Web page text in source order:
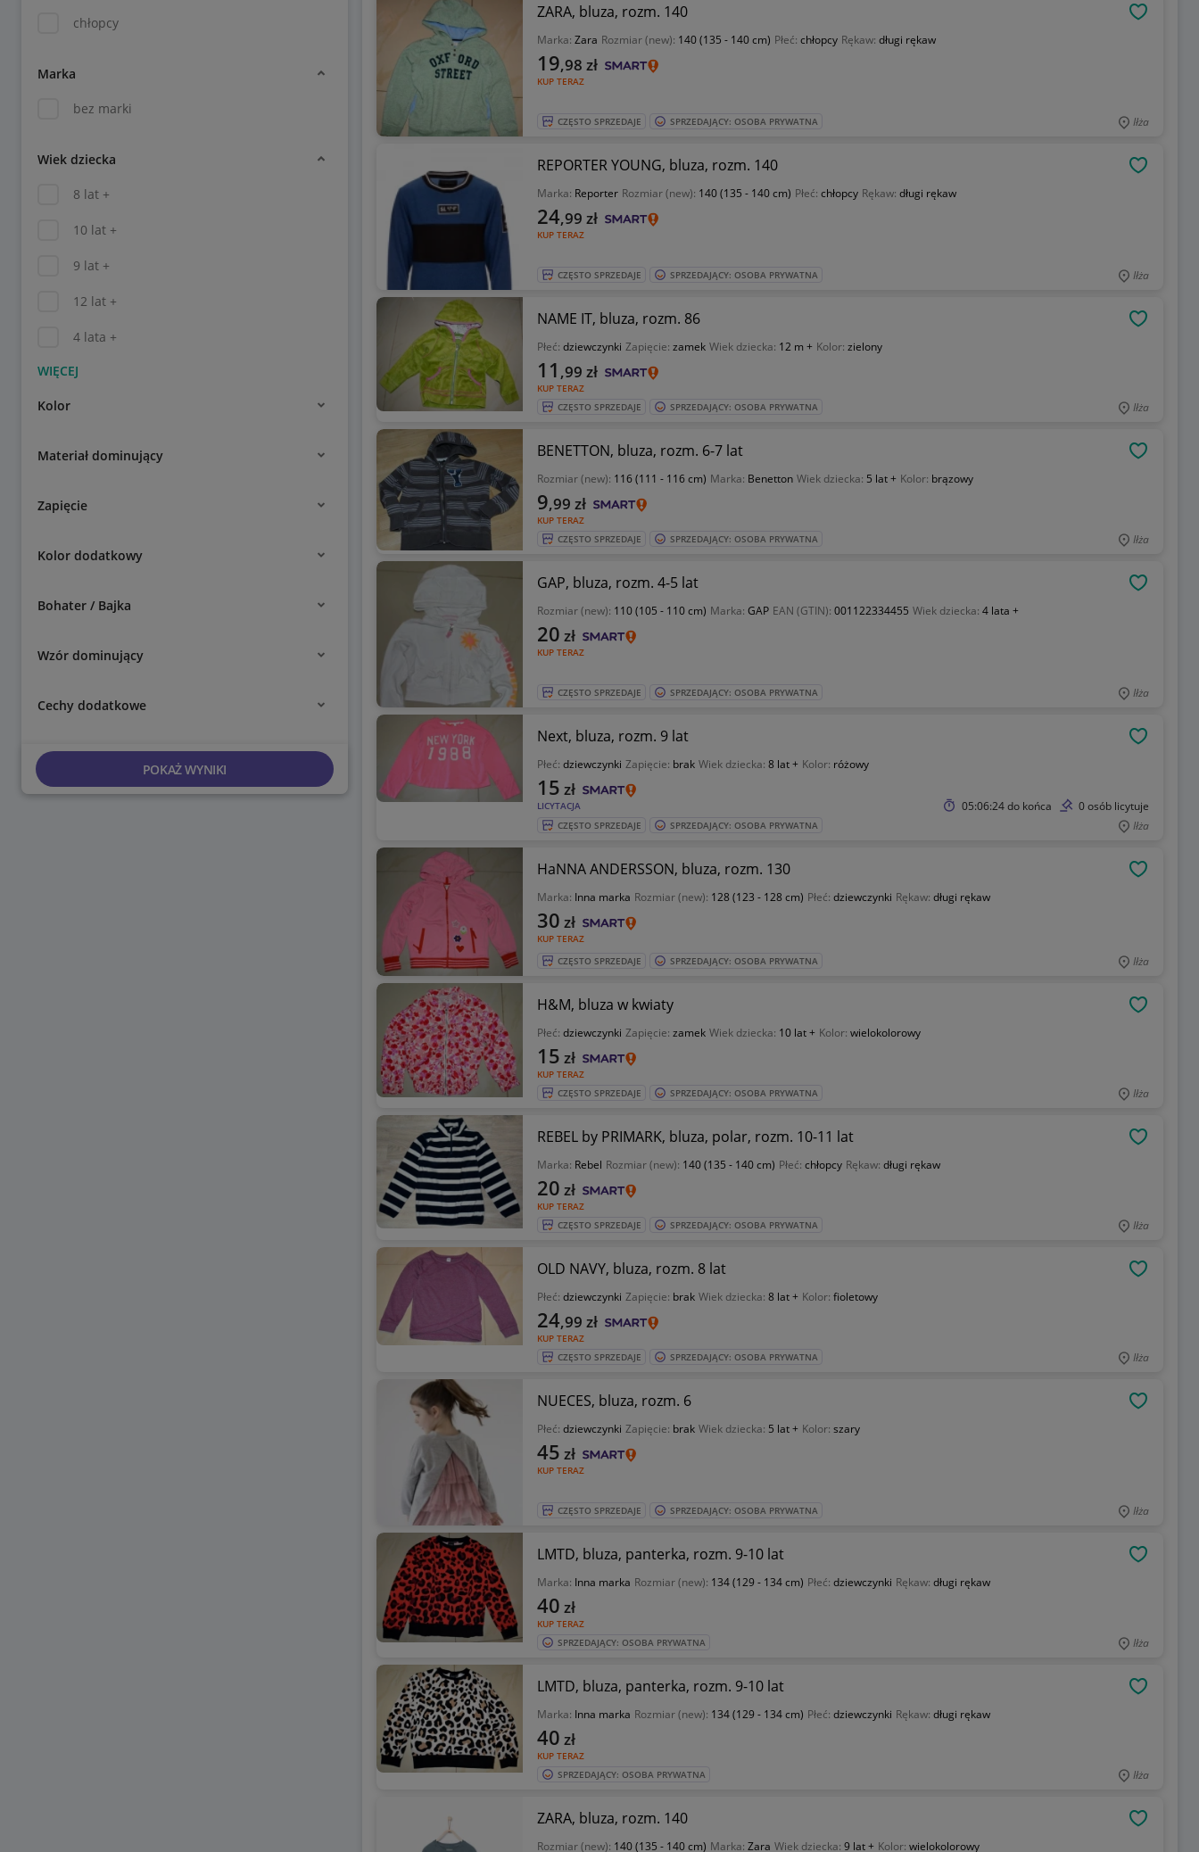
chłopcy
Marka
bez marki
Wiek dziecka
8 lat +
10 lat +
9 lat +
12 lat +
4 lata +
Kolor
Materiał dominujący
Zapięcie
Kolor dodatkowy
Bohater / Bajka
Wzór dominujący
Cechy dodatkowe
POKAŻ WYNIKI
ZARA, bluza, rozm. 140
Marka: Zara Rozmiar (new): 140 (135 - 140 cm) Płeć: chłopcy Rękaw: długi rękaw
KUP TERAZ
19,98 zł
CZĘSTO SPRZEDAJE SPRZEDAJĄCY: OSOBA PRYWATNA Iłża
REPORTER YOUNG, bluza, rozm. 140
Marka: Reporter Rozmiar (new): 140 (135 - 140 cm) Płeć: chłopcy Rękaw: długi rękaw
KUP TERAZ
24,99 zł
CZĘSTO SPRZEDAJE SPRZEDAJĄCY: OSOBA PRYWATNA Iłża
NAME IT, bluza, rozm. 86
Płeć: dziewczynki Zapięcie: zamek Wiek dziecka: 12 m + Kolor: zielony
KUP TERAZ
11 ,99 zł
CZĘSTO SPRZEDAJE SPRZEDAJĄCY: OSOBA PRYWATNA Iłża
BENETTON, bluza, rozm. 6-7 lat
Rozmiar (new): 116 (111 - 116 cm) Marka: Benetton Wiek dziecka: 5 lat + Kolor: brązowy
KUP TERAZ
9,99 zł
CZĘSTO SPRZEDAJE SPRZEDAJĄCY: OSOBA PRYWATNA Iłża
GAP, bluza, rozm. 4-5 lat
Rozmiar (new): 110 (105 - 110 cm) Marka: GAP EAN (GTIN): 001122334455 Wiek dziecka: 4 lata +
KUP TERAZ
20 zł
CZĘSTO SPRZEDAJE SPRZEDAJĄCY: OSOBA PRYWATNA Iłża
Next, bluza, rozm. 9 lat
Płeć: dziewczynki Zapięcie: brak Wiek dziecka: 8 lat + Kolor: różowy
LICYTACJA
15 zł
05:06:24do końca 0 osób licytuje
CZĘSTO SPRZEDAJE SPRZEDAJĄCY: OSOBA PRYWATNA Iłża
HaNNA ANDERSSON, bluza, rozm. 130
Marka: Inna marka Rozmiar (new): 128 (123 - 128 cm) Płeć: dziewczynki Rękaw: długi rękaw
KUP TERAZ
30 zł
CZĘSTO SPRZEDAJE SPRZEDAJĄCY: OSOBA PRYWATNA Iłża
H&M, bluza w kwiaty
Płeć: dziewczynki Zapięcie: zamek Wiek dziecka: 10 lat + Kolor: wielokolorowy
KUP TERAZ
15 zł
CZĘSTO SPRZEDAJE SPRZEDAJĄCY: OSOBA PRYWATNA Iłża
REBEL by PRIMARK, bluza, polar, rozm. 10-11 lat
Marka: Rebel Rozmiar (new): 140 (135 - 140 cm) Płeć: chłopcy Rękaw: długi rękaw
KUP TERAZ
20 zł
CZĘSTO SPRZEDAJE SPRZEDAJĄCY: OSOBA PRYWATNA Iłża
OLD NAVY, bluza, rozm. 8 lat
Płeć: dziewczynki Zapięcie: brak Wiek dziecka: 8 lat + Kolor: fioletowy
KUP TERAZ
24,99 zł
CZĘSTO SPRZEDAJE SPRZEDAJĄCY: OSOBA PRYWATNA Iłża
NUECES, bluza, rozm. 6
Płeć: dziewczynki Zapięcie: brak Wiek dziecka: 5 lat + Kolor: szary
KUP TERAZ
45 zł
CZĘSTO SPRZEDAJE SPRZEDAJĄCY: OSOBA PRYWATNA Iłża
LMTD, bluza, panterka, rozm. 9-10 lat
Marka: Inna marka Rozmiar (new): 134 (129 - 134 cm) Płeć: dziewczynki Rękaw: długi rękaw
KUP TERAZ
40 zł
SPRZEDAJĄCY: OSOBA PRYWATNA Iłża
LMTD, bluza, panterka, rozm. 9-10 lat
Marka: Inna marka Rozmiar (new): 134 (129 - 134 cm) Płeć: dziewczynki Rękaw: długi rękaw
KUP TERAZ
40 zł
SPRZEDAJĄCY: OSOBA PRYWATNA Iłża
ZARA, bluza, rozm. 140
Rozmiar (new): 140 (135 - 140 cm) Marka: Zara Wiek dziecka: 9 lat + Kolor: wielokolorowy